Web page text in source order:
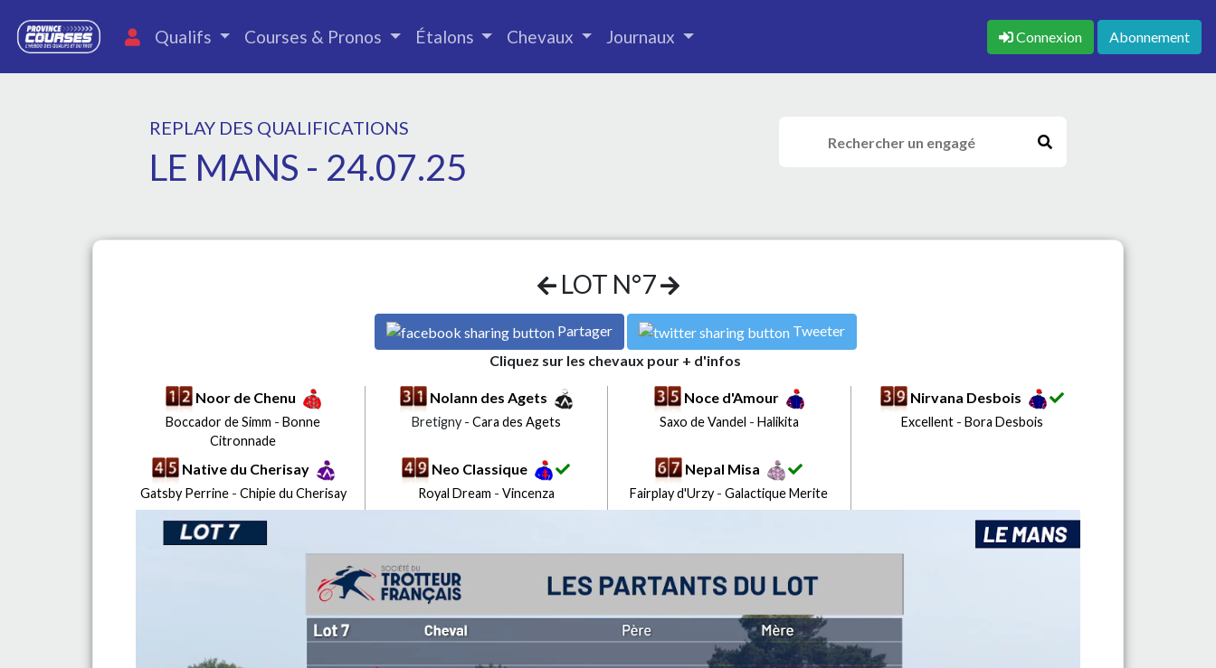
Qualifs Courses & Pronos Étalons Chevaux Journaux Connexion Abonnement
REPLAY DES QUALIFICATIONS
LE MANS - 24.07.25
LOT N°7
Partager
Tweeter
Cliquez sur les chevaux pour + d'infos
Noor de Chenu
Boccador de Simm -Bonne
Citronnade
Nolann des Agets
Bretigny - Cara des Agets
Noce d'Amour
Saxo de Vandel - Halikita
Nirvana Desbois
Excellent -Bora Desbois
Native du Cherisay
Gatsby Perrine- Chipie du Cherisay
Neo Classique
Royal Dream - Vincenza
Nepal Misa
Fairplay d'Urzy -Galactique Merite